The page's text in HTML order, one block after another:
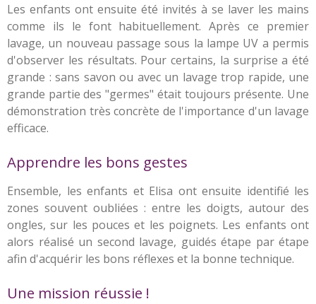
Les enfants ont ensuite été invités à se laver les mains
comme ils le font habituellement. Après ce premier
lavage, un nouveau passage sous la lampe UV a permis
d'observer les résultats. Pour certains, la surprise a été
grande : sans savon ou avec un lavage trop rapide, une
grande partie des "germes" était toujours présente. Une
démonstration très concrète de l'importance d'un lavage
efficace.
Apprendre les bons gestes
Ensemble, les enfants et Elisa ont ensuite identifié les
zones souvent oubliées : entre les doigts, autour des
ongles, sur les pouces et les poignets. Les enfants ont
alors réalisé un second lavage, guidés étape par étape
afin d'acquérir les bons réflexes et la bonne technique.
Une mission réussie !